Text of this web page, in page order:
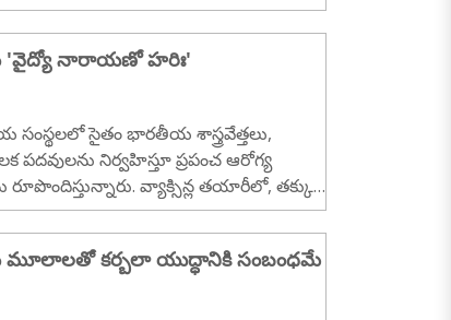
నారాయణో హరిః'
సంస్థలలో సైతం భారతీయ శాస్త్రవేత్తలు,
పదవులను నిర్వహిస్తూ ప్రపంచ ఆరోగ్య
వ్యాక్సిన్ల తయారీలో, తక్కువ
గుండె, కిడ్నీ మార్పిడి శస్త్రచికిత్సలలో భార
కర్బలా యుద్ధానికి సంబంధమే